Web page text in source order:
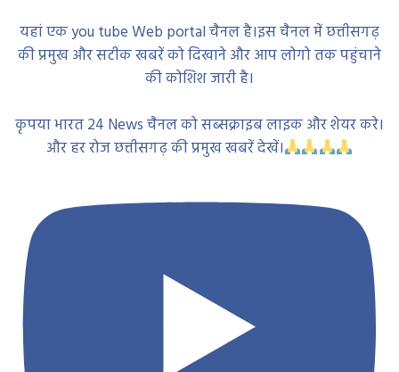
यहां एक you tube Web portal चैनल है।इस चैनल में छत्तीसगढ़
की प्रमुख और सटीक खबरें को दिखाने और आप लोगो तक पहुंचाने
की कोशिश जारी है।
कृपया भारत 24 News चैनल को सब्सक्राइब लाइक और शेयर करे।
और हर रोज छत्तीसगढ़ की प्रमुख खबरें देखें।